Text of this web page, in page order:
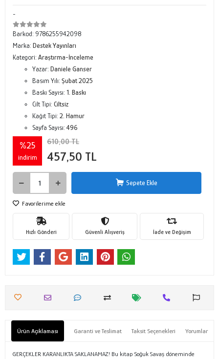
-
Barkod: 9786255942098
Marka: Destek Yayınları
Kategori: Araştırma-İnceleme
Yazar: Daniele Ganser
Basım Yılı: Şubat 2025
Baskı Sayısı: 1. Baskı
Cilt Tipi: Ciltsiz
Kağıt Tipi: 2. Hamur
Sayfa Sayısı:496
%25
indirim
610,00 TL
457,50 TL
Sepete Ekle
Favorilerime ekle
Hızlı Gönderi Güvenli Alışveriş İade ve Değişim
Ürün Açıklaması Garanti ve Teslimat Taksit Seçenekleri Yorumlar
GERÇEKLER KARANLIKTA SAKLANAMAZ! Bu kitap Soğuk Savaş döneminde